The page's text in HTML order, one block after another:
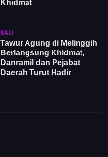
Khidmat
BALI
Tawur Agung di Melinggih
Berlangsung Khidmat,
Danramil dan Pejabat
Daerah Turut Hadir